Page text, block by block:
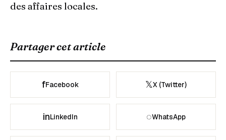
des affaires locales.
Partager cet article
fFacebook 𝕏X (Twitter)
inLinkedIn ◌WhatsApp